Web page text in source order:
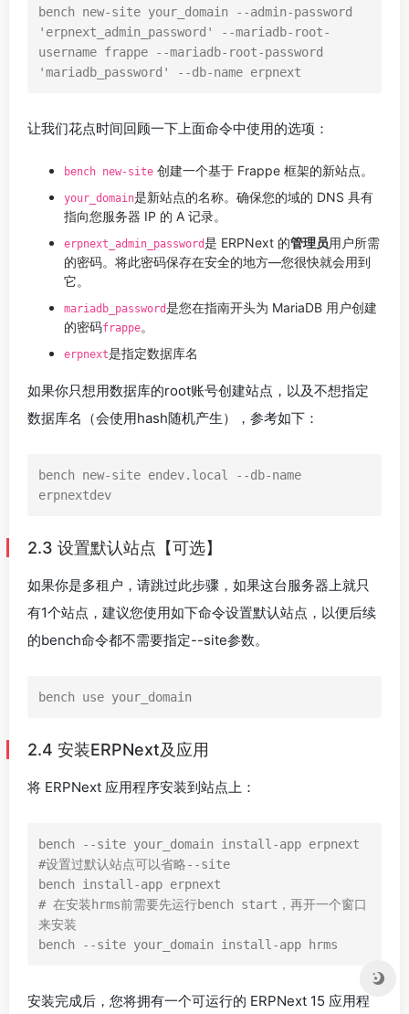
bench new-site your_domain --admin-password
'erpnext_admin_password' --mariadb-root-
username frappe --mariadb-root-password
'mariadb_password' --db-name erpnext
让我们花点时间回顾一下上面命令中使用的选项：
bench new-site 创建一个基于 Frappe 框架的新站点。
your_domain是新站点的名称。确保您的域的 DNS 具有
指向您服务器 IP 的 A 记录。
erpnext_admin_password是 ERPNext 的管理员用户所需
的密码。将此密码保存在安全的地方—您很快就会用到
它。
mariadb_password是您在指南开头为 MariaDB 用户创建
的密码frappe。
erpnext是指定数据库名
如果你只想用数据库的root账号创建站点，以及不想指定
数据库名（会使用hash随机产生），参考如下：
bench new-site endev.local --db-name
erpnextdev
2.3 设置默认站点【可选】
如果你是多租户，请跳过此步骤，如果这台服务器上就只
有1个站点，建议您使用如下命令设置默认站点，以便后续
的bench命令都不需要指定--site参数。
bench use your_domain
2.4 安装ERPNext及应用
将 ERPNext 应用程序安装到站点上：
bench --site your_domain install-app erpnext
#设置过默认站点可以省略--site
bench install-app erpnext
# 在安装hrms前需要先运行bench start，再开一个窗口
来安装
bench --site your_domain install-app hrms
安装完成后，您将拥有一个可运行的 ERPNext 15 应用程